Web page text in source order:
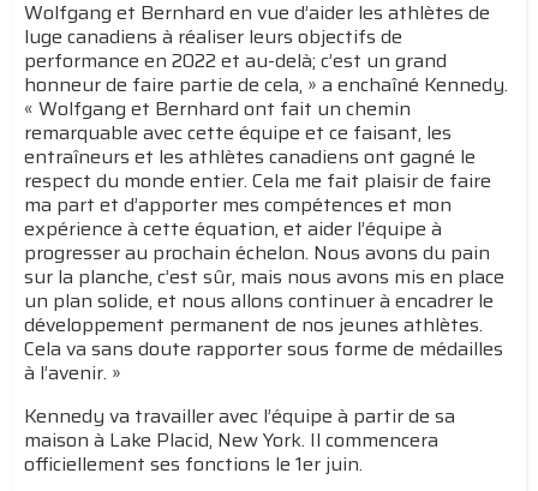
Wolfgang et Bernhard en vue d’aider les athlètes de
luge canadiens à réaliser leurs objectifs de
performance en 2022 et au-delà; c’est un grand
honneur de faire partie de cela, » a enchaîné Kennedy.
« Wolfgang et Bernhard ont fait un chemin
remarquable avec cette équipe et ce faisant, les
entraîneurs et les athlètes canadiens ont gagné le
respect du monde entier. Cela me fait plaisir de faire
ma part et d’apporter mes compétences et mon
expérience à cette équation, et aider l’équipe à
progresser au prochain échelon. Nous avons du pain
sur la planche, c’est sûr, mais nous avons mis en place
un plan solide, et nous allons continuer à encadrer le
développement permanent de nos jeunes athlètes.
Cela va sans doute rapporter sous forme de médailles
à l’avenir. »
Kennedy va travailler avec l’équipe à partir de sa
maison à Lake Placid, New York. Il commencera
officiellement ses fonctions le 1er juin.